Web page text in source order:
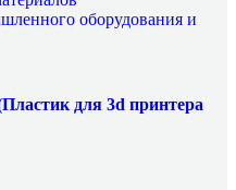
для 3d принтера